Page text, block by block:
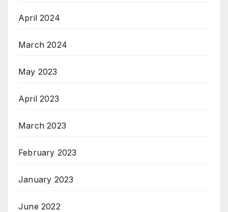
April 2024
March 2024
May 2023
April 2023
March 2023
February 2023
January 2023
June 2022